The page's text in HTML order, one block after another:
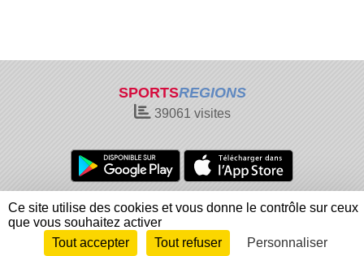
SPORTSREGIONS
39061 visites
Charte cookies
Gestion des cookies
Informations légales
Signaler un contenu inapproprié
Envie de participer ?
Connexion
Ce site utilise des cookies et vous donne le contrôle sur ceux
que vous souhaitez activer
Tout accepter
Tout refuser Personnaliser